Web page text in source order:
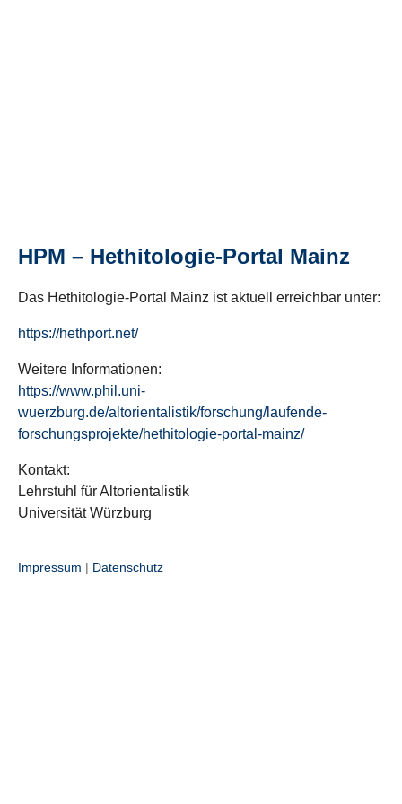
HPM – Hethitologie-Portal Mainz
Das Hethitologie-Portal Mainz ist aktuell erreichbar unter:
https://hethport.net/
Weitere Informationen:
https://www.phil.uni-
wuerzburg.de/altorientalistik/forschung/laufende-
forschungsprojekte/hethitologie-portal-mainz/
Kontakt:
Lehrstuhl für Altorientalistik
Universität Würzburg
Impressum | Datenschutz